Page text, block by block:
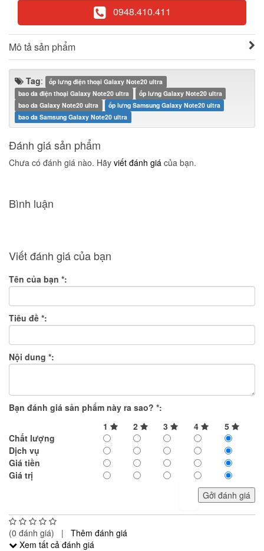
0948.410.411
Mô tả sản phẩm
Tag:
ốp lưng điện thoại Galaxy Note20 ultra
bao da điện thoại Galaxy Note20 ultra
ốp lưng Galaxy Note20 ultra
bao da Galaxy Note20 ultra
ốp lưng Samsung Galaxy Note20 ultra
bao da Samsung Galaxy Note20 ultra
Đánh giá sản phẩm
Chưa có đánh giá nào. Hãy viết đánh giá của bạn.
Bình luận
Viết đánh giá của bạn
Tên của bạn *:
Tiêu đề *:
Nội dung *:
Bạn đánh giá sản phẩm này ra sao? *:
1
2 3 4
5
Chất lượng
Dịch vụ
Giá tiền
Giá trị
Gởi đánh giá
(0 đánh giá) | Thêm đánh giá
Xem tất cả đánh giá